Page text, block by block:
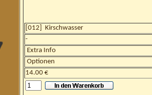
012
Kirschwasser
-
Extra Info
Optionen
14.00 €